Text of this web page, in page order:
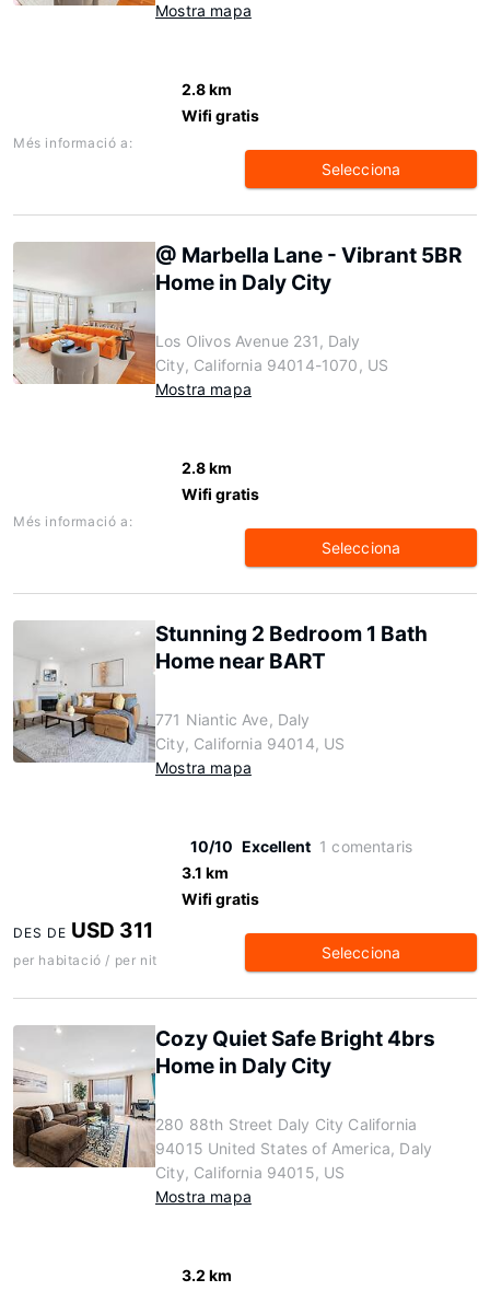
Mostra mapa
2.8 km
Wifi gratis
Més informació a:
Selecciona
@ Marbella Lane - Vibrant 5BR
Home in Daly City
Los Olivos Avenue 231, Daly
City, California 94014-1070, US
Mostra mapa
2.8 km
Wifi gratis
Més informació a:
Selecciona
Stunning 2 Bedroom 1 Bath
Home near BART
771 Niantic Ave, Daly
City, California 94014, US
Mostra mapa
10/10 Excellent 1 comentaris
3.1 km
Wifi gratis
DES DE USD 311
per habitació / per nit Selecciona
Cozy Quiet Safe Bright 4brs
Home in Daly City
280 88th Street Daly City California
94015 United States of America, Daly
City, California 94015, US
Mostra mapa
3.2 km